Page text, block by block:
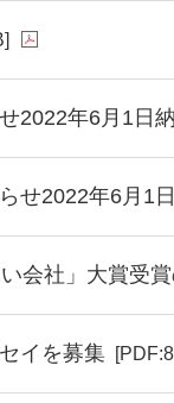
2022年6月1日
せ2022年6月1
会社」大賞受
イを募集